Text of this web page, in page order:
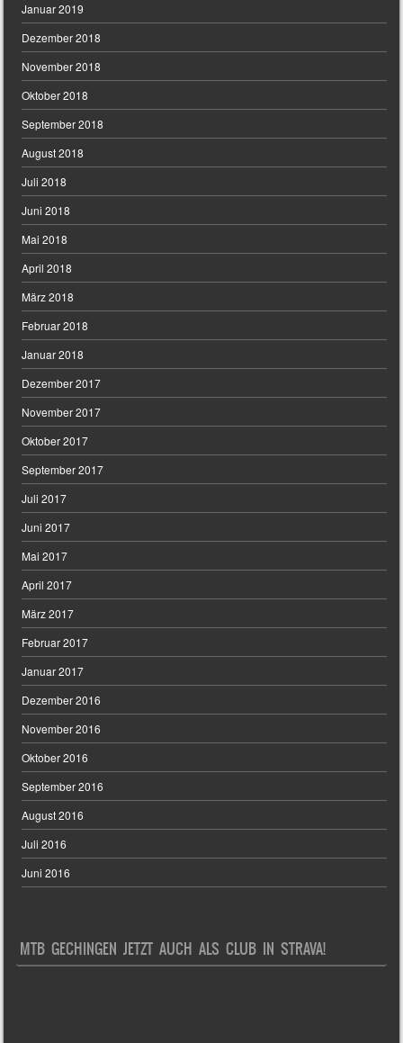
Januar 2019
Dezember 2018
November 2018
Oktober 2018
September 2018
August 2018
Juli 2018
Juni 2018
Mai 2018
April 2018
März 2018
Februar 2018
Januar 2018
Dezember 2017
November 2017
Oktober 2017
September 2017
Juli 2017
Juni 2017
Mai 2017
April 2017
März 2017
Februar 2017
Januar 2017
Dezember 2016
November 2016
Oktober 2016
September 2016
August 2016
Juli 2016
Juni 2016
MTB GECHINGEN JETZT AUCH ALS CLUB IN STRAVA!